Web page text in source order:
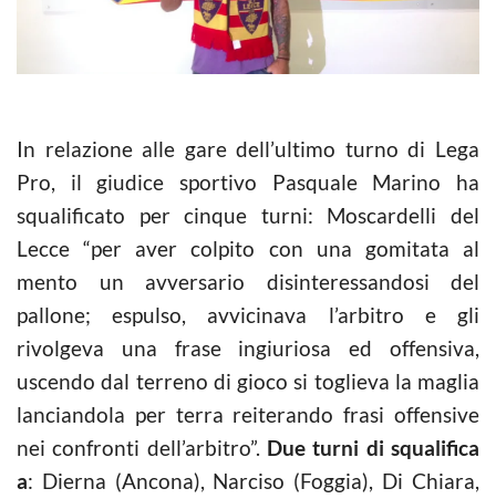
In relazione alle gare dell’ultimo turno di Lega
Pro, il giudice sportivo Pasquale Marino ha
squalificato per cinque turni: Moscardelli del
Lecce “per aver colpito con una gomitata al
mento un avversario disinteressandosi del
pallone; espulso, avvicinava l’arbitro e gli
rivolgeva una frase ingiuriosa ed offensiva,
uscendo dal terreno di gioco si toglieva la maglia
lanciandola per terra reiterando frasi offensive
nei confronti dell’arbitro”. Due turni di squalifica
a: Dierna (Ancona), Narciso (Foggia), Di Chiara,